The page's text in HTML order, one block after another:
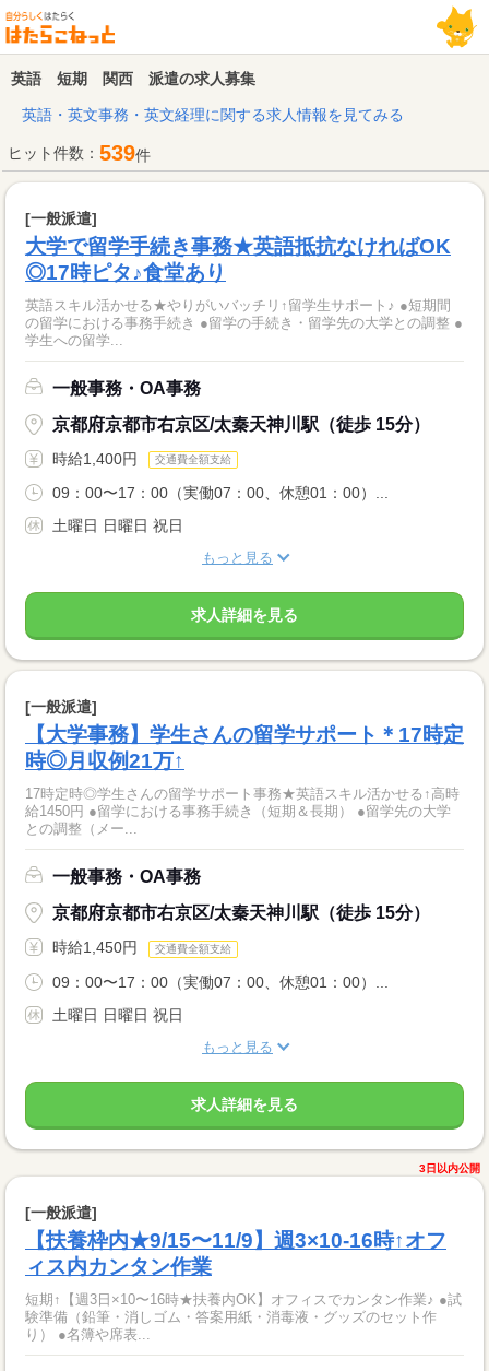
英語 短期 関西 派遣の求人募集
英語・英文事務・英文経理に関する求人情報を見てみる
ヒット件数： 539件
[一般派遣]
大学で留学手続き事務★英語抵抗なければOK
◎17時ピタ♪食堂あり
英語スキル活かせる★やりがいバッチリ↑留学生サポート♪ ●短期間
の留学における事務手続き ●留学の手続き・留学先の大学との調整 ●
学生への留学...
一般事務・OA事務
京都府京都市右京区/太秦天神川駅（徒歩 15分）
時給1,400円 交通費全額支給
09：00〜17：00（実働07：00、休憩01：00）...
土曜日 日曜日 祝日
もっと見る
求人詳細を見る
[一般派遣]
【大学事務】学生さんの留学サポート＊17時定
時◎月収例21万↑
17時定時◎学生さんの留学サポート事務★英語スキル活かせる↑高時
給1450円 ●留学における事務手続き（短期＆長期） ●留学先の大学
との調整（メー...
一般事務・OA事務
京都府京都市右京区/太秦天神川駅（徒歩 15分）
時給1,450円 交通費全額支給
09：00〜17：00（実働07：00、休憩01：00）...
土曜日 日曜日 祝日
もっと見る
求人詳細を見る
3日以内公開
[一般派遣]
【扶養枠内★9/15〜11/9】週3×10-16時↑オフ
ィス内カンタン作業
短期↑【週3日×10〜16時★扶養内OK】オフィスでカンタン作業♪ ●試
験準備（鉛筆・消しゴム・答案用紙・消毒液・グッズのセット作
り） ●名簿や席表...